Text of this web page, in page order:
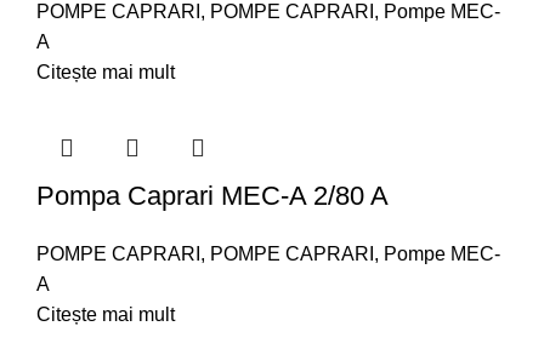
POMPE CAPRARI , POMPE CAPRARI , Pompe MEC-
A
Citește mai mult
Pompa Caprari MEC-A 2/80 A
POMPE CAPRARI , POMPE CAPRARI , Pompe MEC-
A
Citește mai mult